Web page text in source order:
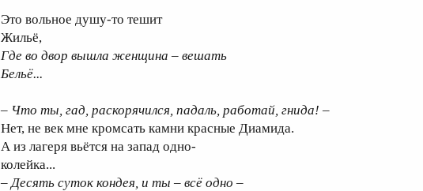
Это вольное душу-то тешит
Жильё,
Где во двор вышла женщина – вешать
Бельё...
– Что ты, гад, раскорячился, падаль, работай, гнида! –
Нет, не век мне кромсать камни красные Диамида.
А из лагеря вьётся на запад одно-
колейка...
– Десять суток кондея, и ты – всё одно –